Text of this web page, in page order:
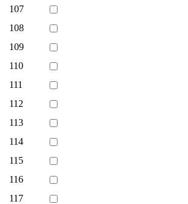
107
108
109
110
111
112
113
114
115
116
117